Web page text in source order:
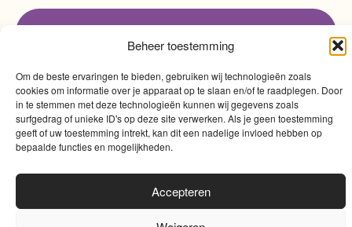
Beheer toestemming
Om de beste ervaringen te bieden, gebruiken wij technologieën zoals
cookies om informatie over je apparaat op te slaan en/of te raadplegen. Door
in te stemmen met deze technologieën kunnen wij gegevens zoals
surfgedrag of unieke ID's op deze site verwerken. Als je geen toestemming
geeft of uw toestemming intrekt, kan dit een nadelige invloed hebben op
bepaalde functies en mogelijkheden.
Accepteren
quality
time Contact
Algemene voorwaarden|Cookies|Website door
Sinergio